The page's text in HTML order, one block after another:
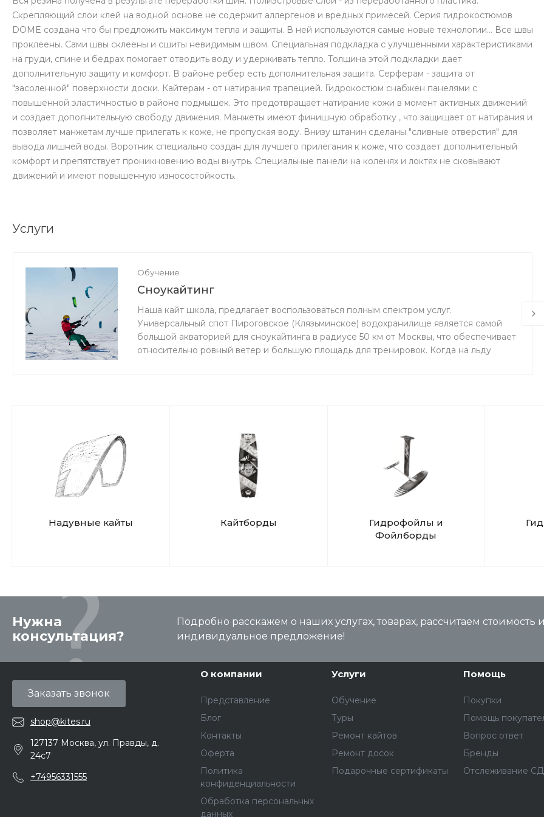
Скрепляющий слои клей на водной основе не содержит аллергенов и вредных примесей. Серия гидрокостюмов
DOME создана что бы предложить максимум тепла и защиты. В ней используются самые новые технологии... Все швы
проклеены. Сами швы склеены и сшиты невидимым швом. Специальная подкладка с улучшенными характеристиками
на груди, спине и бедрах помогает отводить воду и удерживать тепло. Толщина этой подкладки дает
дополнительную защиту и комфорт. В районе ребер есть дополнительная защита. Серферам - защита от
"засоленной" поверхности доски. Кайтерам - от натирания трапецией. Гидрокостюм снабжен панелями с
повышенной эластичностью в районе подмышек. Это предотвращает натирание кожи в момент активных движений
и создает дополнительную свободу движения. Манжеты имеют финишную обработку , что защищает от натирания и
позволяет манжетам лучше прилегать к коже, не пропуская воду. Внизу штанин сделаны "сливные отверстия" для
вывода лишней воды. Воротник специально создан для лучшего прилегания к коже, что создает дополнительный
комфорт и препятствует проникновению воды внутрь. Специальные панели на коленях и локтях не сковывают
движений и имеют повышенную износостойкость.
Услуги
Обучение
Сноукайтинг
Наша кайт школа, предлагает воспользоваться полным спектром услуг.
Универсальный спот Пироговское (Клязьминское) водохранилище является самой
большой акваторией для сноукайтинга в радиусе 50 км от Москвы, что обеспечивает
относительно ровный ветер и большую площадь для тренировок. Когда на льду
Надувные кайты Кайтборды
Гидрофойлы и
Фойлборды
Нужна
консультация?
Подробно расскажем о наших услугах, товарах, рассчитаем стоимость
индивидуальное предложение!
Заказать звонок
shop@kites.ru
127137 Москва, ул. Правды, д.
24с7
+74956331555
О компании
Представление
Блог
Контакты
Оферта
Политика
конфиденциальности
Обработка персональных
данных
Услуги
Обучение
Туры
Ремонт кайтов
Ремонт досок
Подарочные сертификаты
Помощь
Покупки
Помощь
Вопрос ответ
Бренды
Отслеживание